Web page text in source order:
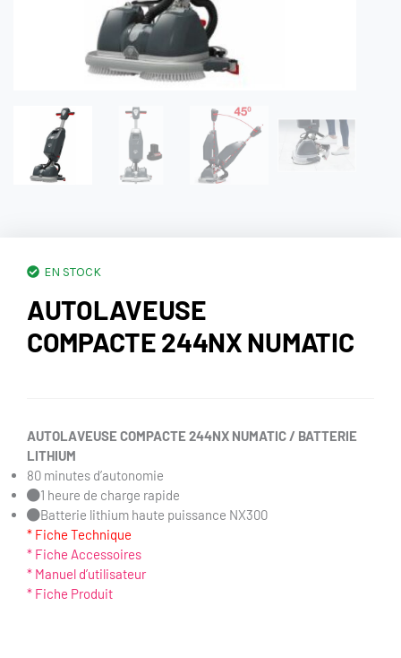
EN STOCK
AUTOLAVEUSE
COMPACTE 244NX NUMATIC
AUTOLAVEUSE COMPACTE244NX NUMATIC / BATTERIE
LITHIUM
80 minutes d’autonomie
1 heure de charge rapide
Batterie lithium haute puissance NX300
* Fiche Technique
* Fiche Accessoires
* Manuel d’utilisateur
* Fiche Produit